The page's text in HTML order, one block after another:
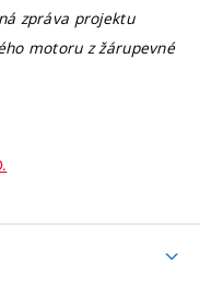
zpráva projektu
motoru z žárupevné